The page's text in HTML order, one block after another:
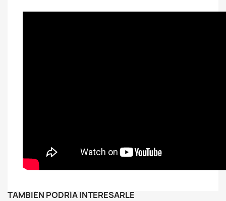
TAMBIÉN PODRÍA INTERESARLE